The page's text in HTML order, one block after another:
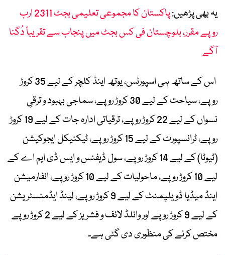
یہ بھی پڑھیں:
پاکستان کا مجموعی تعلیمی بجٹ 2311 ارب
روپے مقرر، بلوچستان فی کس بجٹ میں پنجاب سے تقریباً دُگنا
آگے
اس کے ساتھ ہی اسپورٹس، یوتھ اینڈ کلچر کے لیے 35 کروڑ
روپے، سیاحت کے لیے 30 کروڑ روپے، سماجی بہبود و ترقیِ
نسواں کے لیے 22 کروڑ روپے، ترقیاتی ادارہ جات کے لیے 19 کروڑ
روپے، ٹرانسپورٹ کے لیے 15 کروڑ روپے، ٹیکنیکل ایجوکیشن
(ٹیوٹا) کے لیے 14 کروڑ روپے، سول ڈیفنس و ایس ڈی ایم اے کے
لیے 10 کروڑ روپے، ماحولیات کے لیے 10 کروڑ روپے، انفارمیشن
اینڈ میڈیا ڈویلپمنٹ کے لیے 9 کروڑ روپے، لینڈ ایڈمنسٹریشن
کے لیے 9 کروڑ روپے اور وائلڈ لائف و فشریز کے لیے 2 کروڑ روپے
مختص کرنے کی منظوری دی گئی ہے۔